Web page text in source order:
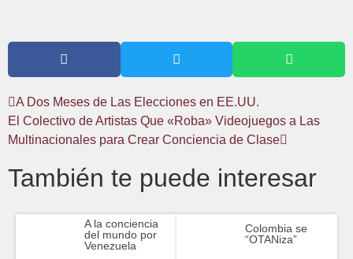
A Dos Meses de Las Elecciones en EE.UU.
El Colectivo de Artistas Que «Roba» Videojuegos a Las
Multinacionales para Crear Conciencia de Clase
También te puede interesar
A la conciencia
del mundo por
Venezuela
Colombia se
“OTANiza”